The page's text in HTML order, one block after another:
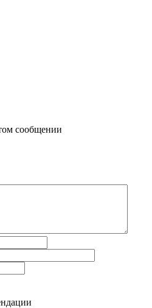
сообщении